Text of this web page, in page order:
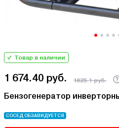
Товар в наличии
1 674.40 руб. 1825.1 руб.
Бензогенератор
СОСЕД ОБЗАВИДУЕТСЯ